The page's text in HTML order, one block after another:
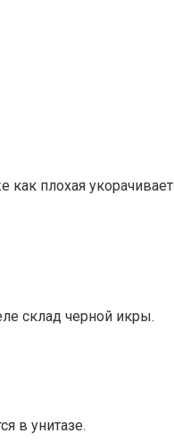
как плохая укорачивает
склад черной икры.
в унитазе.